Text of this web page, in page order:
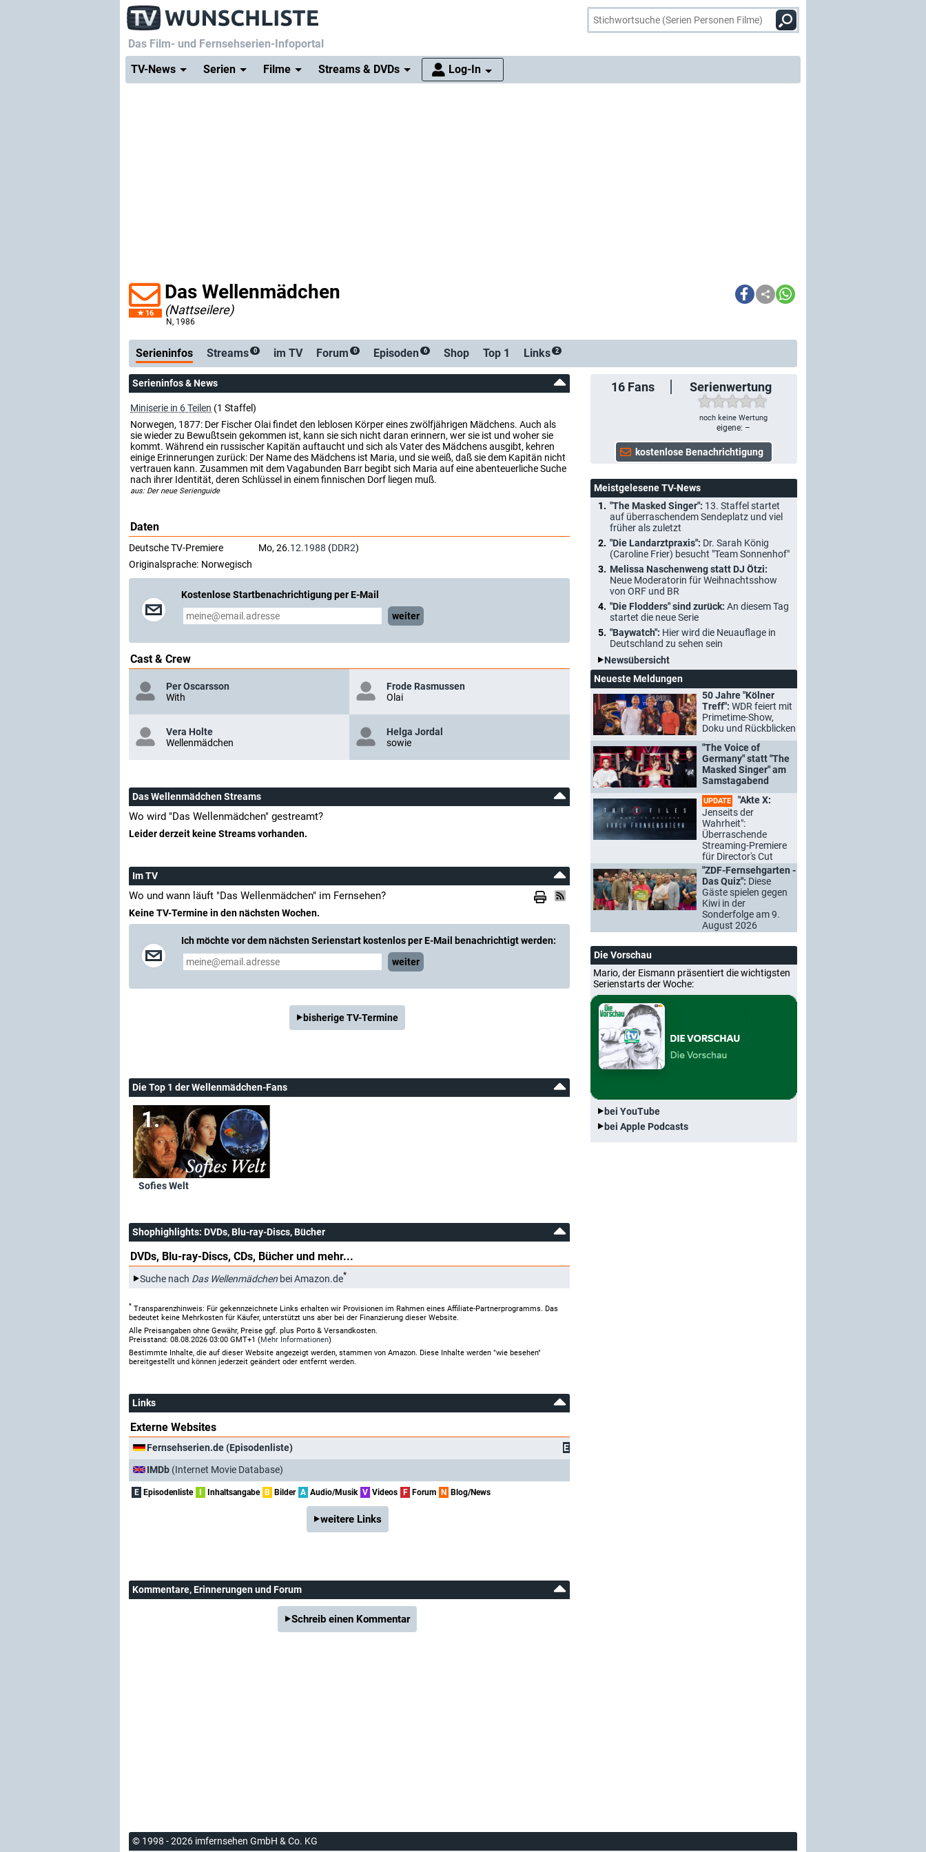
Das Film- und Fernsehserien-Infoportal
TV-News
Serien Filme Streams & DVDs Log-In
16
Das Wellenmädchen
(Nattseilere)
N, 1986
Serienticker
Serieninfos Streams 0 im TV Forum 0 Episoden 6 Shop Top 1 Links 2
16 Fans Serienwertung
noch keine Wertung
eigene: –
Serieninfos & News
Miniserie in 6 Teilen (1 Staffel)
Norwegen, 1877: Der Fischer Olai findet den leblosen Körper eines zwölfjährigen Mädchens. Auch als
sie wieder zu Bewußtsein gekommen ist, kann sie sich nicht daran erinnern, wer sie ist und woher sie
kommt. Während ein russischer Kapitän auftaucht und sich als Vater des Mädchens ausgibt, kehren
einige Erinnerungen zurück: Der Name des Mädchens ist Maria, und sie weiß, daß sie dem Kapitän nicht
vertrauen kann. Zusammen mit dem Vagabunden Barr begibt sich Maria auf eine abenteuerliche Suche
nach ihrer Identität, deren Schlüssel in einem finnischen Dorf liegen muß.
aus: Der neue Serienguide
Daten
Deutsche TV-Premiere Mo, 26.12.1988 (DDR2)
Originalsprache: Norwegisch
Kostenlose Startbenachrichtigung per E-Mail
weiter
Cast & Crew
Per Oscarsson
With
Frode Rasmussen
Olai
Vera Holte
Wellenmädchen
Helga Jordal
sowie
Das Wellenmädchen Streams
Wo wird "Das Wellenmädchen" gestreamt?
Leider derzeit keine Streams vorhanden.
Im TV
Wo und wann läuft "Das Wellenmädchen" im Fernsehen?
Keine TV-Termine in den nächsten Wochen.
Ich möchte vor dem nächsten Serienstart kostenlos per E-Mail benachrichtigt werden:
weiter
bisherige TV-Termine
Die Top 1 der Wellenmädchen-Fans
Sofies Welt
Shophighlights: DVDs, Blu-ray-Discs, Bücher
DVDs, Blu-ray-Discs, CDs, Bücher und mehr...
Suche nach Das Wellenmädchen bei Amazon.de*
* Transparenzhinweis: Für gekennzeichnete Links erhalten wir Provisionen im Rahmen eines Affiliate-Partnerprogramms. Das
bedeutet keine Mehrkosten für Käufer, unterstützt uns aber bei der Finanzierung dieser Website.
Alle Preisangaben ohne Gewähr, Preise ggf. plus Porto & Versandkosten.
Preisstand: 08.08.2026 03:00 GMT+1 (Mehr Informationen)
Bestimmte Inhalte, die auf dieser Website angezeigt werden, stammen von Amazon. Diese Inhalte werden "wie besehen"
bereitgestellt und können jederzeit geändert oder entfernt werden.
Links
Externe Websites
Fernsehserien.de (Episodenliste)
E
IMDb (Internet Movie Database)
E Episodenliste I Inhaltsangabe B Bilder A Audio/Musik V Videos F Forum N Blog/News
weitere Links
Kommentare, Erinnerungen und Forum
Schreib einen Kommentar
Meistgelesene TV-News
"The Masked Singer": 13. Staffel startet
auf überraschendem Sendeplatz und viel
früher als zuletzt
"Die Landarztpraxis": Dr. Sarah König
(Caroline Frier) besucht "Team Sonnenhof"
Melissa Naschenweng statt DJ Ötzi:
Neue Moderatorin für Weihnachtsshow
von ORF und BR
"Die Flodders" sind zurück: An diesem Tag
startet die neue Serie
"Baywatch": Hier wird die Neuauflage in
Deutschland zu sehen sein
Newsübersicht
Neueste Meldungen
50 Jahre "Kölner
Treff": WDR feiert mit
Primetime-Show,
Doku und Rückblicken
"The Voice of
Germany" statt "The
Masked Singer" am
Samstagabend
UPDATE
"Akte X:
Jenseits der
Wahrheit":
Überraschende
Streaming-Premiere
für Director's Cut
"ZDF-Fernsehgarten -
Das Quiz": Diese
Gäste spielen gegen
Kiwi in der
Sonderfolge am 9.
August 2026
Die Vorschau
Mario, der Eismann präsentiert die wichtigsten
Serienstarts der Woche:
bei YouTube
bei Apple Podcasts
© 1998 - 2026 imfernsehen GmbH & Co. KG